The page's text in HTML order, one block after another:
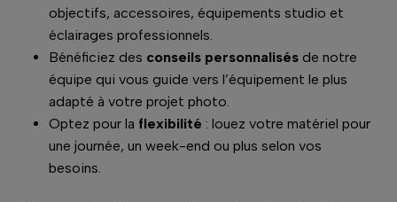
objectifs, accessoires, équipements studio et
éclairages professionnels.
Bénéficiez des conseils personnalisés de notre
équipe qui vous guide vers l’équipement le plus
adapté à votre projet photo.
Optez pour la flexibilité : louez votre matériel pour
une journée, un week-end ou plus selon vos
besoins.